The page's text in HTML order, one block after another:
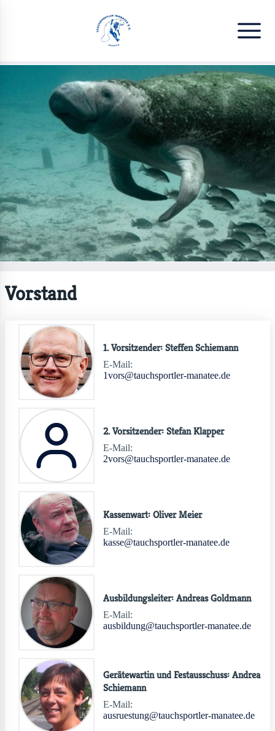
Vorstand
1. Vorsitzender: Steffen Schiemann
E-Mail:
1vors@tauchsportler-manatee.de
2. Vorsitzender: Stefan Klapper
E-Mail:
2vors@tauchsportler-manatee.de
Kassenwart: Oliver Meier
E-Mail:
kasse@tauchsportler-manatee.de
Ausbildungsleiter: Andreas Goldmann
E-Mail:
ausbildung@tauchsportler-manatee.de
Gerätewartin und Festausschuss: Andrea
Schiemann
E-Mail:
ausruestung@tauchsportler-manatee.de